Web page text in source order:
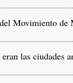
Movimiento
las